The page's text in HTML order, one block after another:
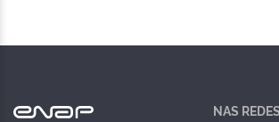
NAS REDES